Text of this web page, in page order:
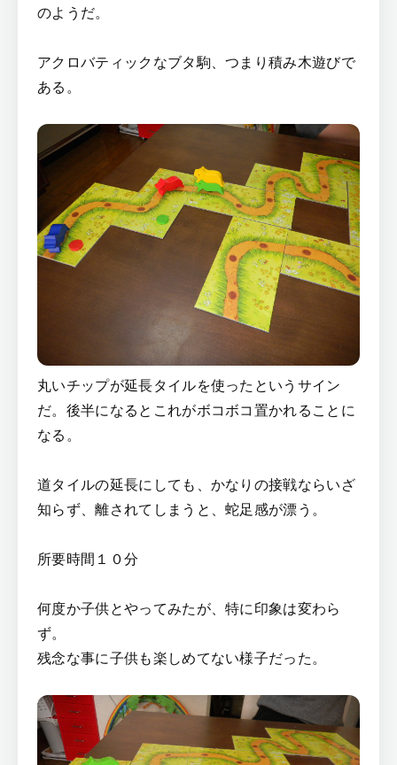
のようだ。
アクロバティックなブタ駒、つまり積み木遊びで
ある。
丸いチップが延長タイルを使ったというサイン
だ。後半になるとこれがボコボコ置かれることに
なる。
道タイルの延長にしても、かなりの接戦ならいざ
知らず、離されてしまうと、蛇足感が漂う。
所要時間１０分
何度か子供とやってみたが、特に印象は変わら
ず。
残念な事に子供も楽しめてない様子だった。